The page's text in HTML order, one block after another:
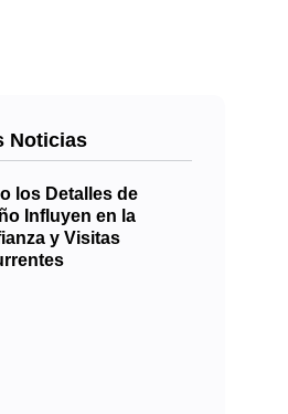
Noticias
los Detalles de
Influyen en la
y Visitas